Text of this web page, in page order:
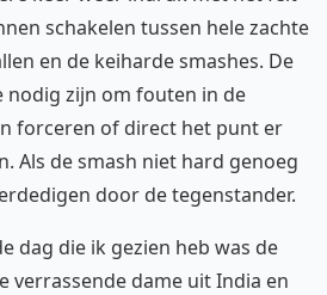
schakelen tussen hele zachte
en de keiharde smashes. De
nodig zijn om fouten in de
forceren of direct het punt er
Als de smash niet hard genoeg
door de tegenstander.
dag die ik gezien heb was de
verrassende dame uit India en